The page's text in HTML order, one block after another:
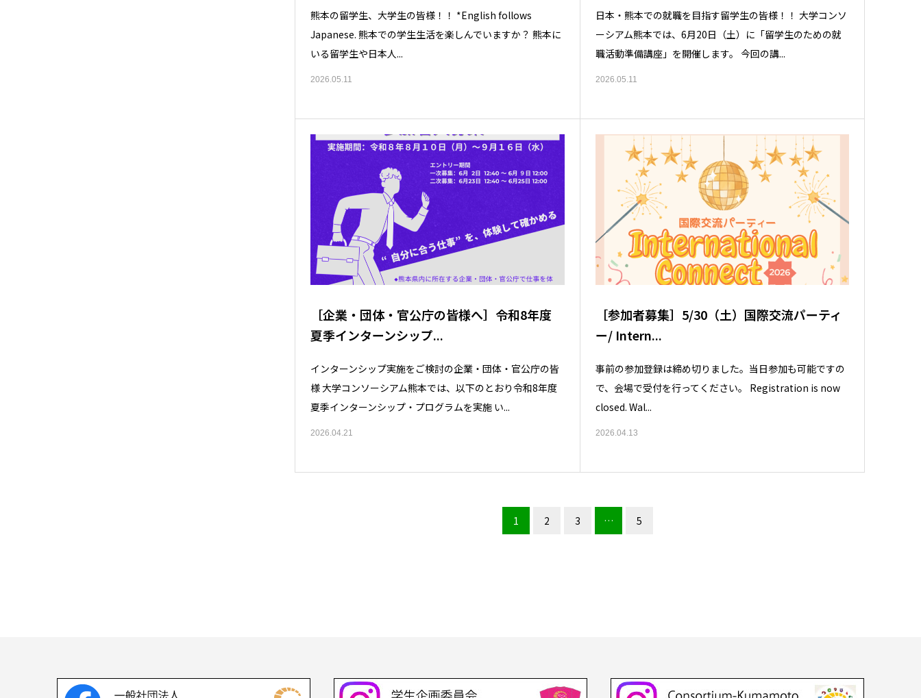
熊本の留学生、大学生の皆様！！ *English follows
Japanese. 熊本での学生生活を楽しんでいますか？ 熊本に
いる留学生や日本人...
2026.05.11
日本・熊本での就職を目指す留学生の皆様！！ 大学コンソ
ーシアム熊本では、6月20日（土）に「留学生のための就
職活動準備講座」を開催します。 今回の講...
2026.05.11
［企業・団体・官公庁の皆様へ］令和8年度
夏季インターンシップ...
インターンシップ実施をご検討の企業・団体・官公庁の皆
様 大学コンソーシアム熊本では、以下のとおり令和8年度
夏季インターンシップ・プログラムを実施 い...
2026.04.21
［参加者募集］5/30（土）国際交流パーティ
ー/ Intern...
事前の参加登録は締め切りました。当日参加も可能ですの
で、会場で受付を行ってください。 Registration is now
closed. Wal...
2026.04.13
1 2 3 … 5